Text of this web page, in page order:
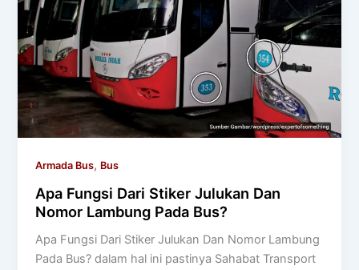
Armada Bus, Bus
Apa Fungsi Dari Stiker Julukan Dan
Nomor Lambung Pada Bus?
Apa Fungsi Dari Stiker Julukan Dan Nomor Lambung
Pada Bus? dalam hal ini pastinya Sahabat Transport